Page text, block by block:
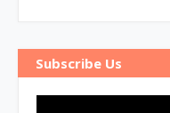
Subscribe Us